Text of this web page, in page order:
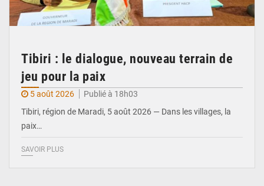
Tibiri : le dialogue, nouveau terrain de
jeu pour la paix
5 août 2026
Publié à 18h03
Tibiri, région de Maradi, 5 août 2026 — Dans les villages, la
paix…
SAVOIR PLUS